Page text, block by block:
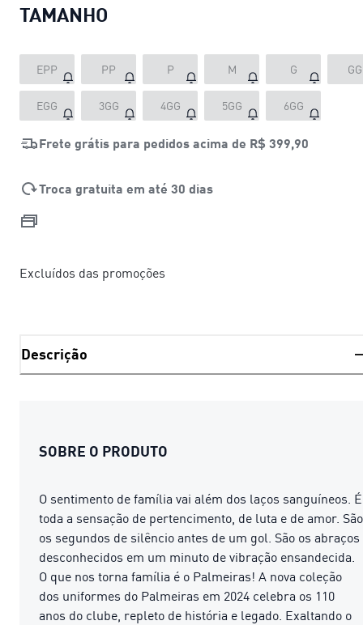
TAMANHO
EPP PP P M G GG
EGG 3GG 4GG 5GG 6GG
Frete grátis para pedidos acima de R$ 399,90
Troca gratuita em até 30 dias
Excluídos das promoções
Descrição
SOBRE O PRODUTO
O sentimento de família vai além dos laços sanguíneos. É
toda a sensação de pertencimento, de luta e de amor. São
os segundos de silêncio antes de um gol. São os abraços
desconhecidos em um minuto de vibração ensandecida.
O que nos torna família é o Palmeiras! A nova coleção
dos uniformes do Palmeiras em 2024 celebra os 110
anos do clube, repleto de história e legado. Exaltando o